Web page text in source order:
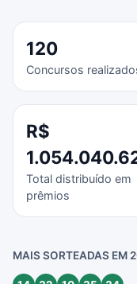
120
Concursos
R$
Total distribuído em
prêmios
MAIS SORTEADAS EM